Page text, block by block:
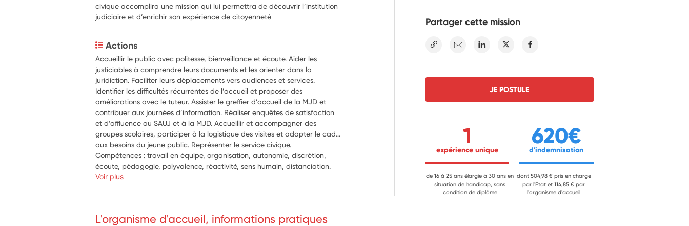
civique accomplira une mission qui lui permettra de découvrir l’institution
judiciaire et d’enrichir son expérience de citoyenneté
Actions
Accueillir le public avec politesse, bienveillance et écoute. Aider les
justiciables à comprendre leurs documents et les orienter dans la
juridiction. Faciliter leurs déplacements vers audiences et services.
Identifier les difficultés récurrentes de l’accueil et proposer des
améliorations avec le tuteur. Assister le greffier d’accueil de la MJD et
contribuer aux journées d’information. Réaliser enquêtes de satisfaction
et d’affluence au SAUJ et à la MJD. Accueillir et accompagner des
groupes scolaires, participer à la logistique des visites et adapter le cadre
Compétences : travail en équipe, organisation, autonomie, discrétion,
écoute, pédagogie, polyvalence, réactivité, sens humain, distanciation.
Voir plus
L'organisme d'accueil, informations pratiques
Partager cette mission
E-mail Linkedin Twitter
JE POSTULE
1
expérience unique
de 16 à 25 ans élargie à 30 ans en
situation de handicap, sans
condition de diplôme
620€
d'indemnisation
dont 504,98 € pris en charge
par l'Etat et 114,85 € par
l'organisme d'accueil